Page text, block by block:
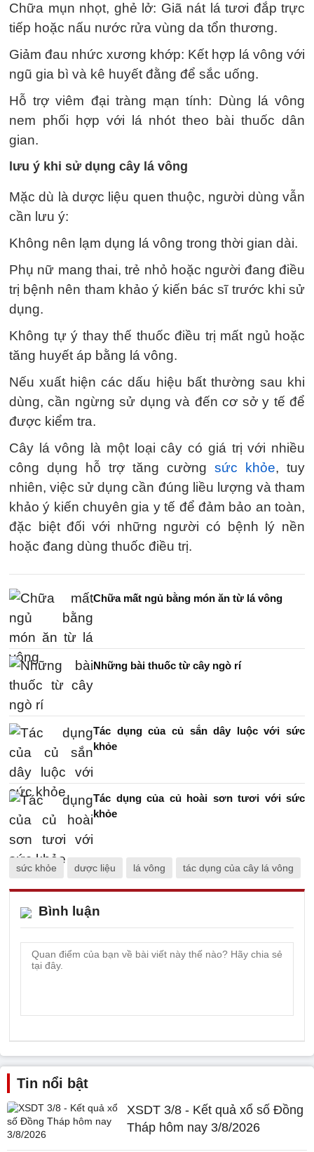
Chữa mụn nhọt, ghẻ lở: Giã nát lá tươi đắp trực
tiếp hoặc nấu nước rửa vùng da tổn thương.
Giảm đau nhức xương khớp: Kết hợp lá vông với
ngũ gia bì và kê huyết đằng để sắc uống.
Hỗ trợ viêm đại tràng mạn tính: Dùng lá vông
nem phối hợp với lá nhót theo bài thuốc dân
gian.
lưu ý khi sử dụng cây lá vông
Mặc dù là dược liệu quen thuộc, người dùng vẫn
cần lưu ý:
Không nên lạm dụng lá vông trong thời gian dài.
Phụ nữ mang thai, trẻ nhỏ hoặc người đang điều
trị bệnh nên tham khảo ý kiến bác sĩ trước khi sử
dụng.
Không tự ý thay thế thuốc điều trị mất ngủ hoặc
tăng huyết áp bằng lá vông.
Nếu xuất hiện các dấu hiệu bất thường sau khi
dùng, cần ngừng sử dụng và đến cơ sở y tế để
được kiểm tra.
Cây lá vông là một loại cây có giá trị với nhiều
công dụng hỗ trợ tăng cường sức khỏe, tuy
nhiên, việc sử dụng cần đúng liều lượng và tham
khảo ý kiến chuyên gia y tế để đảm bảo an toàn,
đặc biệt đối với những người có bệnh lý nền
hoặc đang dùng thuốc điều trị.
Chữa mất ngủ bằng món ăn từ lá vông
Những bài thuốc từ cây ngò rí
Tác dụng của củ sắn dây luộc với sức
khỏe
Tác dụng của củ hoài sơn tươi với sức
khỏe
sức khỏe dược liệu lá vông tác dụng của cây lá vông
Bình luận
Tin nổi bật
XSDT 3/8 - Kết quả xổ số Đồng
Tháp hôm nay 3/8/2026